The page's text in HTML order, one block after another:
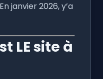
janvier 2026, y’a
LE site à